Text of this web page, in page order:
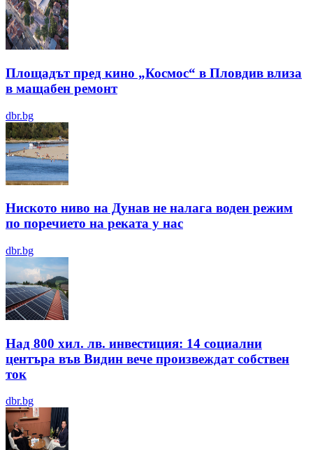
Площадът пред кино „Космос“ в Пловдив влиза
в мащабен ремонт
dbr.bg
Ниското ниво на Дунав не налага воден режим
по поречието на реката у нас
dbr.bg
Над 800 хил. лв. инвестиция: 14 социални
центъра във Видин вече произвеждат собствен
ток
dbr.bg